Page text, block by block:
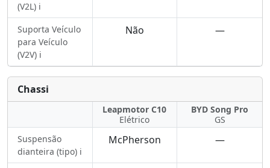
(V2L) ℹ️
Suporta Veículo
para Veículo
(V2V) ℹ️
Não —
Chassi
Leapmotor C10
Elétrico
BYD Song Pro
GS
Suspensão
dianteira (tipo) ℹ️
McPherson —